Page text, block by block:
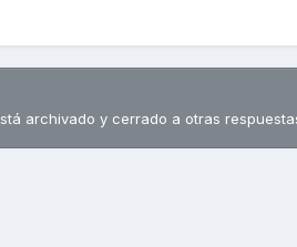
archivado y cerrado a otras